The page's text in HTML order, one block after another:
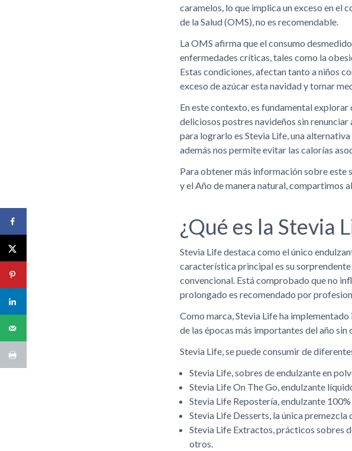
caramelos, lo que implica un exceso en el
de la Salud (OMS), no es recomendable.
La OMS afirma que el consumo
enfermedades críticas, tales como la
Estas condiciones, afectan tanto a niños
exceso de azúcar esta navidad y tomar
En este contexto, es fundamental
deliciosos postres navideños sin
para lograrlo es Stevia Life, una
además nos permite evitar las calorías
Para obtener más información sobre
y el Año de manera natural, compartimos
¿Qué es la Stevia
Stevia Life destaca como el único
característica principal es su
convencional. Está comprobado que no
prolongado es recomendado por
Como marca, Stevia Life ha
de las épocas más importantes del año
Stevia Life, se puede consumir de
Stevia Life, sobres de endulzante en
Stevia Life On The Go, endulzante
Stevia Life Repostería, endulzante
Stevia Life Desserts, la única premezcla
Stevia Life Extractos, prácticos sobres
otros.